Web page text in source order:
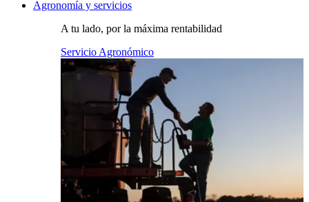
Agronomía y servicios
A tu lado, por la máxima rentabilidad
Servicio Agronómico